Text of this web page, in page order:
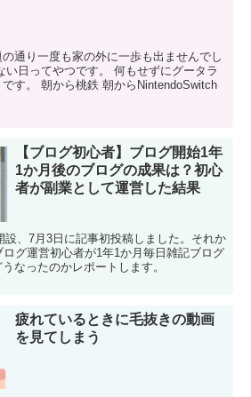
通り一度も家の外に一歩も出ませんでし
い日ってやつです。 何もせずにグータラ
す。 朝から桃鉄 朝からNintendoSwitch
【ブログ初心者】ブログ開始1年
1か月後のブログの成果は？初心
者が副業として運営した結果
設、7月3日に記事初投稿しました。それか
グ運営初心者が1年1か月毎日雑記ブログ
なったのかレポートします。
疲れているときに毛抜きの動画
を見てしまう